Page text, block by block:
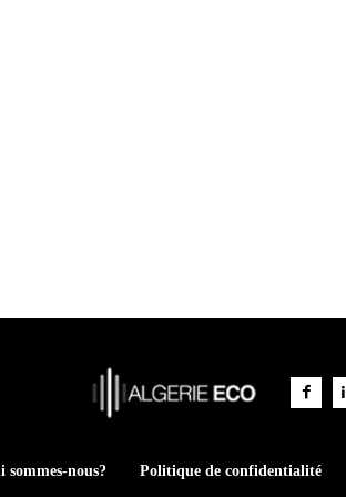
sommes-nous? Politique de confidentialité